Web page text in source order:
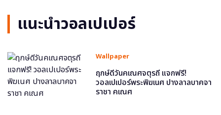
แนะนำวอลเปเปอร์
Wallpaper
ฤกษ์ดีวันคเณศจตุรถี แจกฟรี!
วอลเปเปอร์พระพิฆเนศ ปางลาลบาคจา
ราชา คเณศ